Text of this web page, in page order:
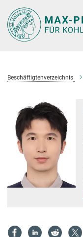
Hauptinhalt
Beschäftigtenverzeichnis